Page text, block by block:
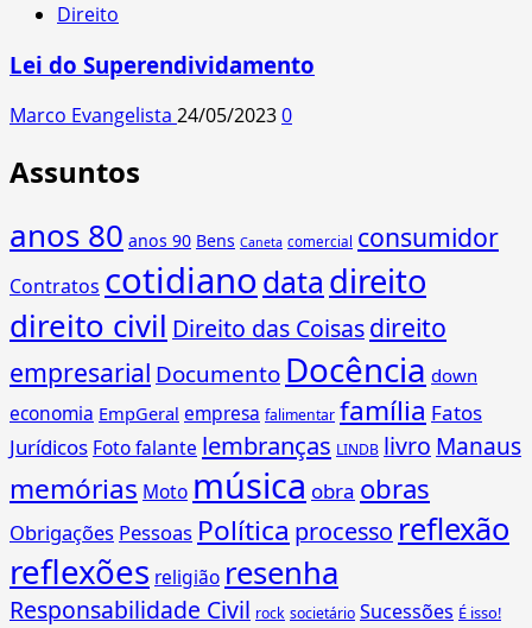
Direito
Lei do Superendividamento
Marco Evangelista 24/05/20230
Assuntos
anos 80 anos 90 Bens Caneta comercial consumidor
Contratos cotidianodata direito
direito civil Direito das Coisasdireito
empresarial Documento Docência down
economia EmpGeral empresa falimentar família Fatos
Jurídicos Foto falante lembranças LINDB livro Manaus
memórias Moto música obra obras
Obrigações Pessoas Política processo reflexão
reflexões religião resenha
Responsabilidade Civil rock societário Sucessões É isso!